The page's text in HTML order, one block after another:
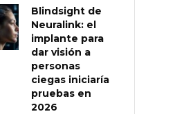
Blindsight de
Neuralink: el
implante para
dar visión a
personas
ciegas iniciaría
pruebas en
2026